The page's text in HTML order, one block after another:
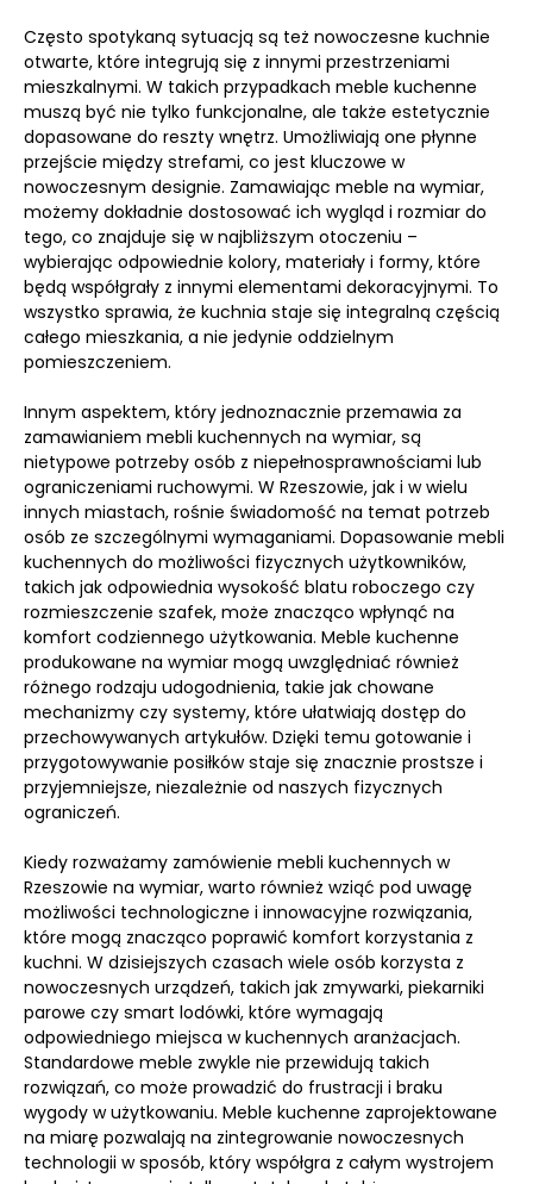
Często spotykaną sytuacją są też nowoczesne kuchnie
otwarte, które integrują się z innymi przestrzeniami
mieszkalnymi. W takich przypadkach meble kuchenne
muszą być nie tylko funkcjonalne, ale także estetycznie
dopasowane do reszty wnętrz. Umożliwiają one płynne
przejście między strefami, co jest kluczowe w
nowoczesnym designie. Zamawiając meble na wymiar,
możemy dokładnie dostosować ich wygląd i rozmiar do
tego, co znajduje się w najbliższym otoczeniu –
wybierając odpowiednie kolory, materiały i formy, które
będą współgrały z innymi elementami dekoracyjnymi. To
wszystko sprawia, że kuchnia staje się integralną częścią
całego mieszkania, a nie jedynie oddzielnym
pomieszczeniem.
Innym aspektem, który jednoznacznie przemawia za
zamawianiem mebli kuchennych na wymiar, są
nietypowe potrzeby osób z niepełnosprawnościami lub
ograniczeniami ruchowymi. W Rzeszowie, jak i w wielu
innych miastach, rośnie świadomość na temat potrzeb
osób ze szczególnymi wymaganiami. Dopasowanie mebli
kuchennych do możliwości fizycznych użytkowników,
takich jak odpowiednia wysokość blatu roboczego czy
rozmieszczenie szafek, może znacząco wpłynąć na
komfort codziennego użytkowania. Meble kuchenne
produkowane na wymiar mogą uwzględniać również
różnego rodzaju udogodnienia, takie jak chowane
mechanizmy czy systemy, które ułatwiają dostęp do
przechowywanych artykułów. Dzięki temu gotowanie i
przygotowywanie posiłków staje się znacznie prostsze i
przyjemniejsze, niezależnie od naszych fizycznych
ograniczeń.
Kiedy rozważamy zamówienie mebli kuchennych w
Rzeszowie na wymiar, warto również wziąć pod uwagę
możliwości technologiczne i innowacyjne rozwiązania,
które mogą znacząco poprawić komfort korzystania z
kuchni. W dzisiejszych czasach wiele osób korzysta z
nowoczesnych urządzeń, takich jak zmywarki, piekarniki
parowe czy smart lodówki, które wymagają
odpowiedniego miejsca w kuchennych aranżacjach.
Standardowe meble zwykle nie przewidują takich
rozwiązań, co może prowadzić do frustracji i braku
wygody w użytkowaniu. Meble kuchenne zaprojektowane
na miarę pozwalają na zintegrowanie nowoczesnych
technologii w sposób, który współgra z całym wystrojem